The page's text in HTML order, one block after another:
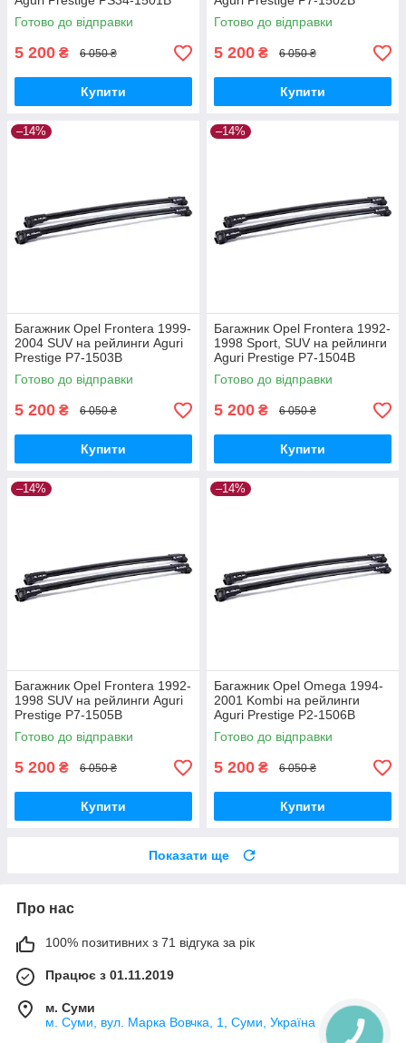
Готово до відправки
5 200 ₴ 6 050 ₴
Купити
Готово до відправки
5 200 ₴ 6 050 ₴
Купити
–14%
Багажник Opel Frontera 1999-
2004 SUV на рейлинги Aguri
Prestige P7-1503B
Готово до відправки
5 200 ₴ 6 050 ₴
Купити
–14%
Багажник Opel Frontera 1992-
1998 Sport, SUV на рейлинги
Aguri Prestige P7-1504B
Готово до відправки
5 200 ₴ 6 050 ₴
Купити
–14%
Багажник Opel Frontera 1992-
1998 SUV на рейлинги Aguri
Prestige P7-1505B
Готово до відправки
5 200 ₴ 6 050 ₴
Купити
–14%
Багажник Opel Omega 1994-
2001 Kombi на рейлинги
Aguri Prestige P2-1506B
Готово до відправки
5 200 ₴ 6 050 ₴
Купити
Показати ще
Про нас
100% позитивних з 71 відгука за рік
Працює з 01.11.2019
м. Суми
м. Суми, вул. Марка Вовчка, 1, Суми, Україна